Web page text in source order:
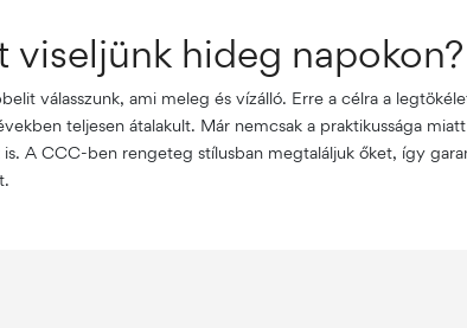
viseljünk hideg napokon?
válasszunk, ami meleg és vízálló. Erre a célra a
teljesen átalakult. Már nemcsak a praktikussága
A CCC-ben rengeteg stílusban megtaláljuk őket, így